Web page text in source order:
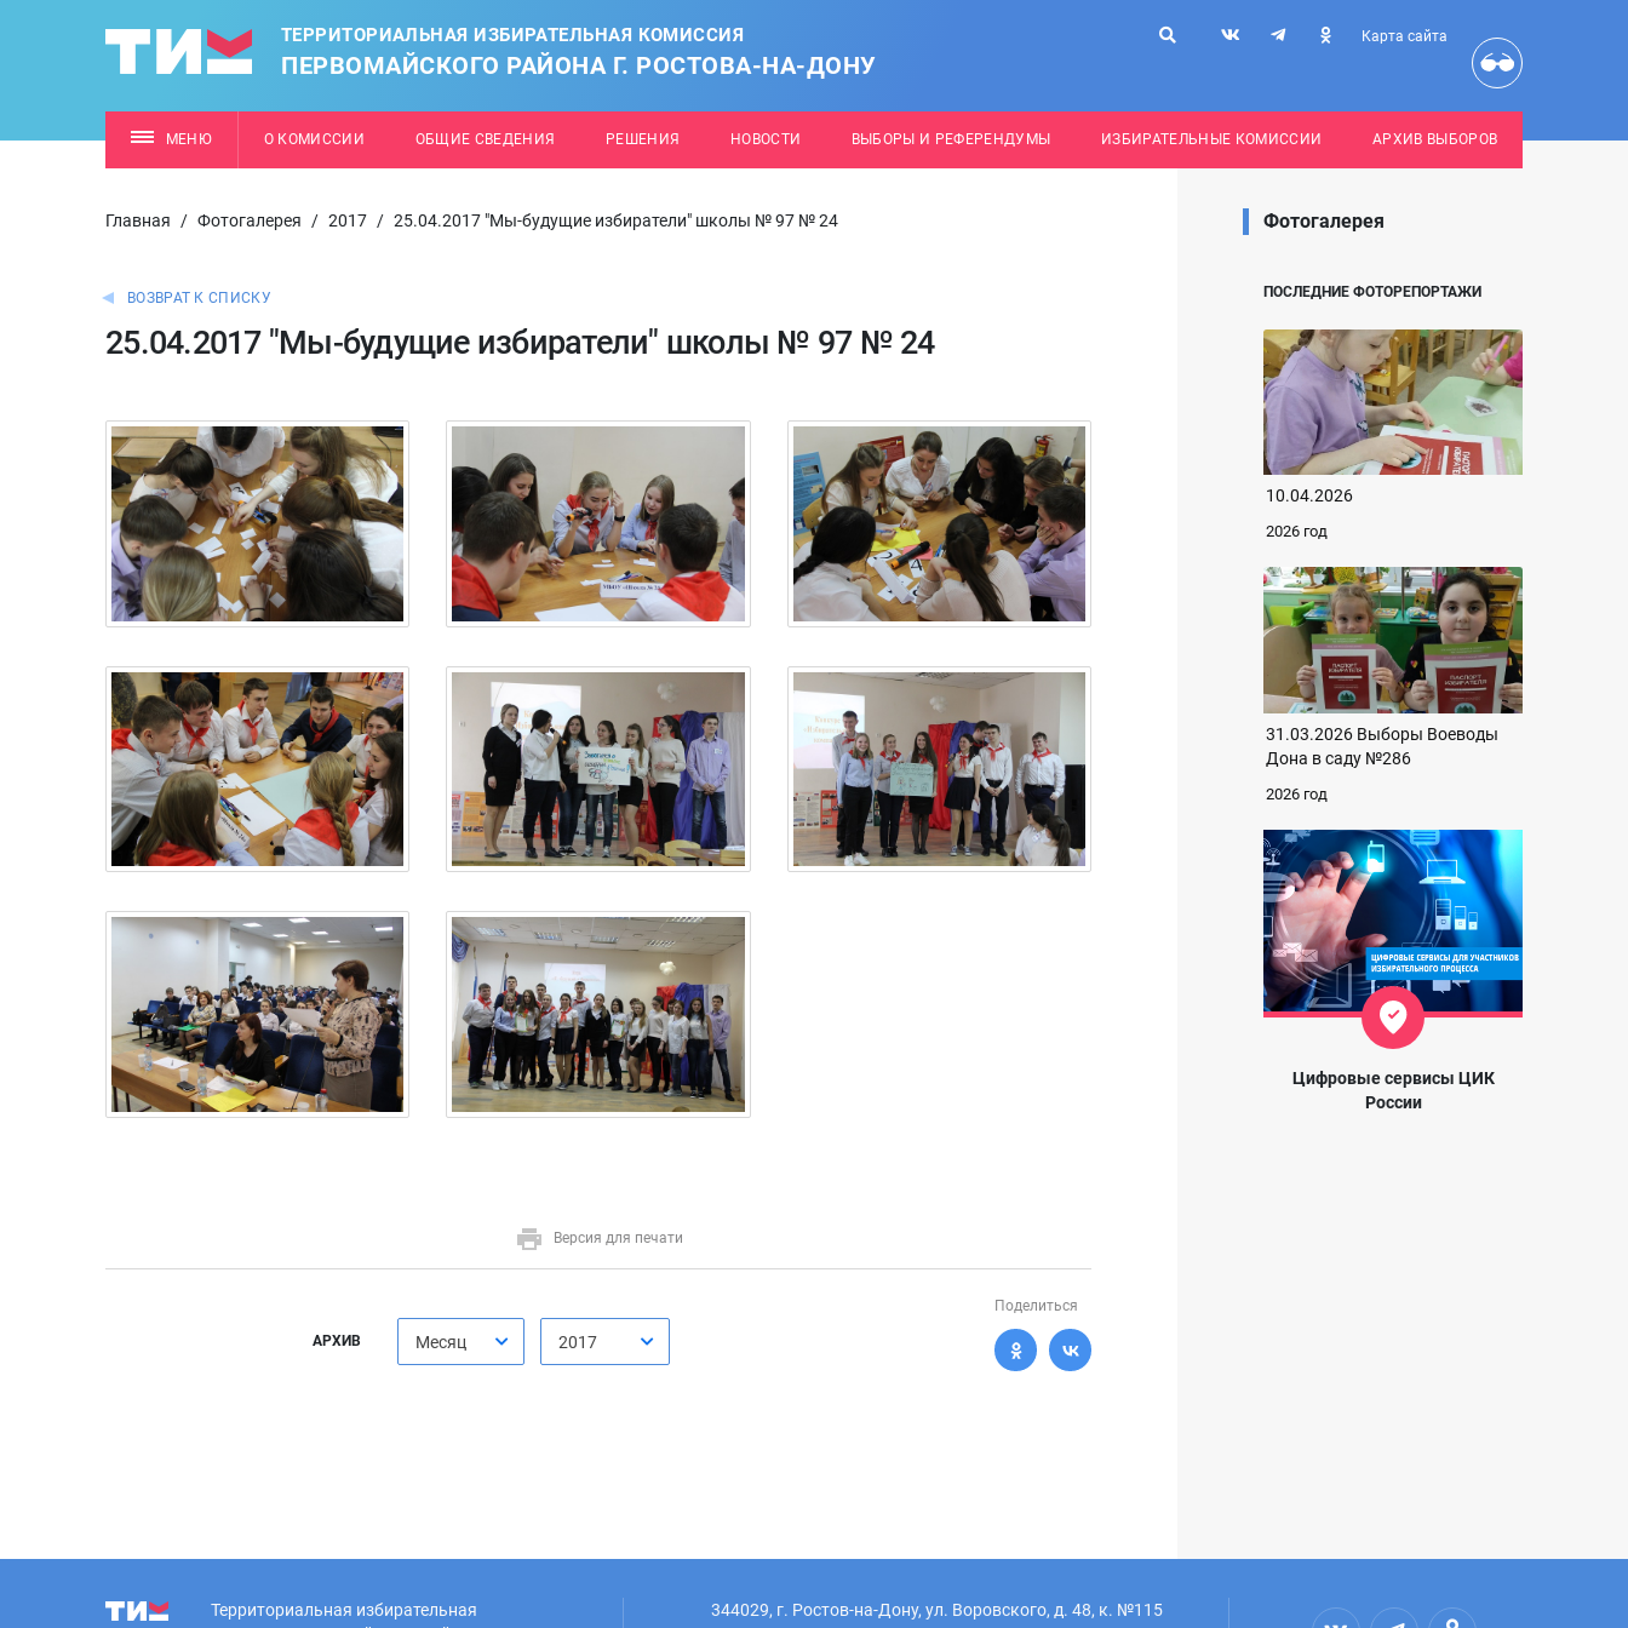
ТЕРРИТОРИАЛЬНАЯ ИЗБИРАТЕЛЬНАЯ КОМИССИЯ
ПЕРВОМАЙСКОГО РАЙОНА Г. РОСТОВА-НА-ДОНУ
Карта сайта
МЕНЮ О КОМИССИИ ОБЩИЕ СВЕДЕНИЯ РЕШЕНИЯ НОВОСТИ ВЫБОРЫ И РЕФЕРЕНДУМЫ ИЗБИРАТЕЛЬНЫЕ КОМИССИИ АРХИВ ВЫБОРОВ
Главная / Фотогалерея / 2017 / 25.04.2017 "Мы-будущие избиратели" школы № 97 № 24
ВОЗВРАТ К СПИСКУ
25.04.2017 "Мы-будущие избиратели" школы № 97 № 24
Версия для печати
АРХИВ Месяц 2017
Поделиться
Фотогалерея
ПОСЛЕДНИЕ ФОТОРЕПОРТАЖИ
10.04.2026
2026 год
31.03.2026 Выборы Воеводы
Дона в саду №286
2026 год
Цифровые сервисы ЦИК
России
Территориальная избирательная
344029, г. Ростов-на-Дону, ул. Воровского, д. 48, к. №115